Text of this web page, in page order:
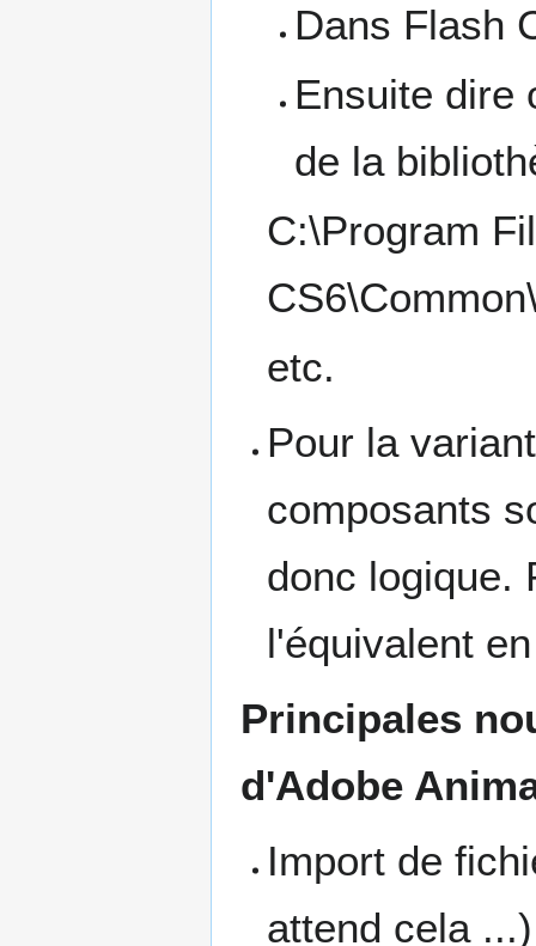
Dans Flash
Ensuite dire
de la
C:\Program
etc.
Pour la
composants
donc logique.
l'équivalent
Principales
d'Adobe
Import de
attend cela ...)